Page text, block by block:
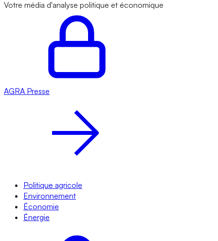
Votre média d'analyse politique et économique
AGRA Presse
Politique agricole
Environnement
Économie
Énergie